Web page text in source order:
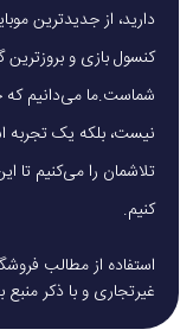
دارید، از جدیدترین
کنسول بازی و بروزترین
شماست.ما می‌دانیم
تلاشمان را می‌کنیم تا
کنیم.
غیرتجاری و با ذکر